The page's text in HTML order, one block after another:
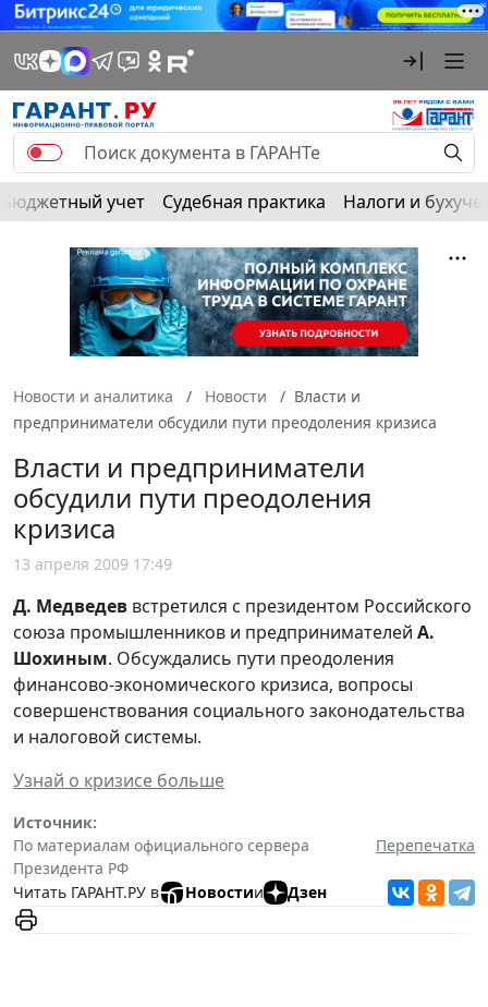
Бюджетный учет Судебная практика Налоги и
Новости и аналитика Новости
Власти и
предприниматели обсудили пути преодоления кризиса
Власти и предприниматели
обсудили пути преодоления
кризиса
13 апреля 2009 17:49
Д. Медведев встретился с президентом Российского
союза промышленников и предпринимателей А.
Шохиным. Обсуждались пути преодоления
финансово-экономического кризиса, вопросы
совершенствования социального законодательства
и налоговой системы.
Узнай о кризисе больше
Источник:
По материалам официального сервера
Президента РФ
Перепечатка
Читать ГАРАНТ.РУ в Новостии Дзен